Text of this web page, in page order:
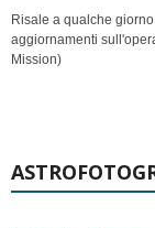
Risale a qualche
aggiornamenti
Mission)